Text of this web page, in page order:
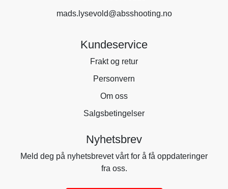
mads.lysevold@absshooting.no
Kundeservice
Frakt og retur
Personvern
Om oss
Salgsbetingelser
Nyhetsbrev
Meld deg på nyhetsbrevet vårt for å få oppdateringer
fra oss.